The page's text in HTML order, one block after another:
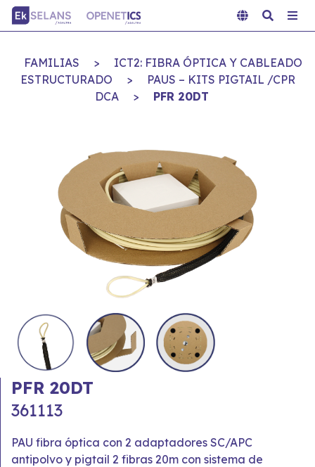
FAMILIAS >
ICT2: FIBRA ÓPTICA Y CABLEADO
ESTRUCTURADO
>
PAUS – KITS PIGTAIL /CPR
DCA
> PFR 20DT
PFR 20DT
361113
PAU fibra óptica con 2 adaptadores SC/APC
antipolvo y pigtail 2 fibras 20m con sistema de